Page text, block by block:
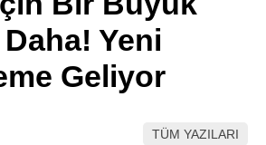
TikTok
Yeni
Geliyor
TÜM YAZILARI